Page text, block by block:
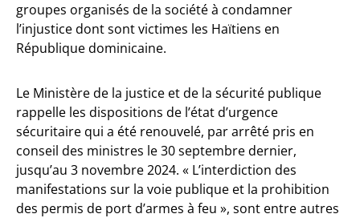
groupes organisés de la société à condamner
l’injustice dont sont victimes les Haïtiens en
République dominicaine.
Le Ministère de la justice et de la sécurité publique
rappelle les dispositions de l’état d’urgence
sécuritaire qui a été renouvelé, par arrêté pris en
conseil des ministres le 30 septembre dernier,
jusqu’au 3 novembre 2024. « L’interdiction des
manifestations sur la voie publique et la prohibition
des permis de port d’armes à feu », sont entre autres